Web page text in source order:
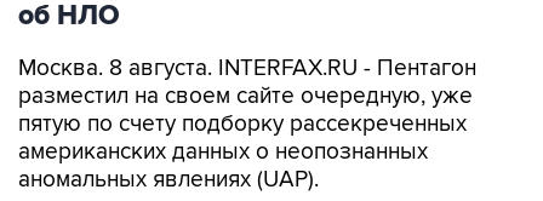
Москва. 8 августа. INTERFAX.RU - Пентагон
пятую по счету подборку рассекреченных
американских данных о неопознанных
аномальных явлениях (UAP).
"Министерство войны публикует пятую часть